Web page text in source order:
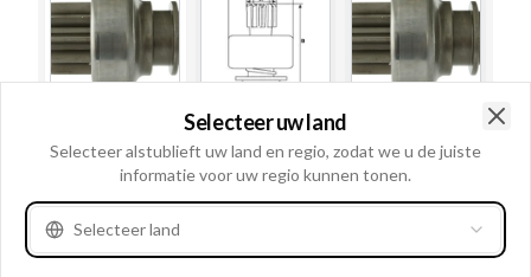
Gebruiksnummer 130453
Details en beschrijving
Spiebanen intern 12, Draairichting Rechtsom,
Binnendiameter 17.00, Buitendiameter 39.90, Planetair
Selecteer uw land
Selecteer alstublieft uw land en regio, zodat we u de juiste
informatie voor uw regio kunnen tonen.
Selecteer land